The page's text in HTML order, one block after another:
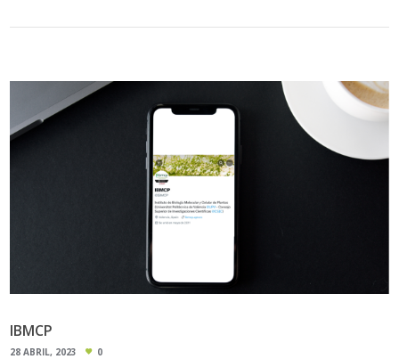
IBMCP
28 ABRIL, 2023 0